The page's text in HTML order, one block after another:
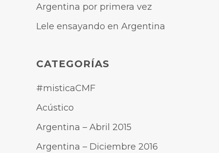
Argentina por primera vez
Lele ensayando en Argentina
CATEGORÍAS
#misticaCMF
Acústico
Argentina – Abril 2015
Argentina – Diciembre 2016